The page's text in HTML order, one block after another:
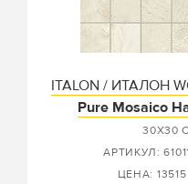
ITALON / ИТАЛОН
Pure Mosaico
30X30
АРТИКУЛ:
ЦЕНА: